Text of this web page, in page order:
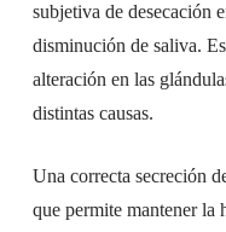
subjetiva de desecación
disminución de saliva.
alteración en las
distintas causas.
Una correcta secreción
que permite mantener la